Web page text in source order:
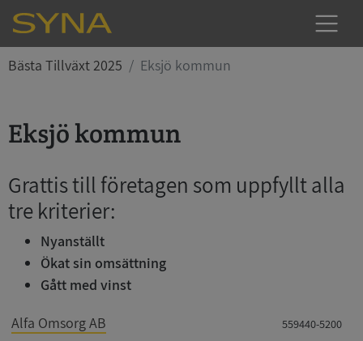
Bästa Tillväxt 2025 Eksjö kommun
Eksjö kommun
Grattis till företagen som uppfyllt alla
tre kriterier:
Nyanställt
Ökat sin omsättning
Gått med vinst
Alfa Omsorg AB 559440-5200